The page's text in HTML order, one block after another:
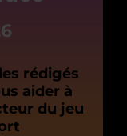
rédigés
aider à
du jeu